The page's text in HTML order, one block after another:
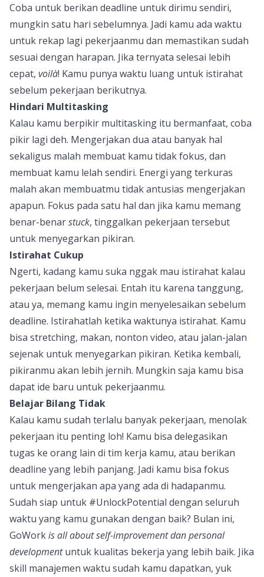
Coba untuk berikan deadline untuk dirimu sendiri,
mungkin satu hari sebelumnya. Jadi kamu ada waktu
untuk rekap lagi pekerjaanmu dan memastikan sudah
sesuai dengan harapan. Jika ternyata selesai lebih
cepat, voilà! Kamu punya waktu luang untuk istirahat
sebelum pekerjaan berikutnya.
Hindari Multitasking
Kalau kamu berpikir multitasking itu bermanfaat, coba
pikir lagi deh. Mengerjakan dua atau banyak hal
sekaligus malah membuat kamu tidak fokus, dan
membuat kamu lelah sendiri. Energi yang terkuras
malah akan membuatmu tidak antusias mengerjakan
apapun. Fokus pada satu hal dan jika kamu memang
benar-benarstuck, tinggalkan pekerjaan tersebut
untuk menyegarkan pikiran.
Istirahat Cukup
Ngerti, kadang kamu suka nggak mau istirahat kalau
pekerjaan belum selesai. Entah itu karena tanggung,
atau ya, memang kamu ingin menyelesaikan sebelum
deadline. Istirahatlah ketika waktunya istirahat. Kamu
bisa stretching, makan, nonton video, atau jalan-jalan
sejenak untuk menyegarkan pikiran. Ketika kembali,
pikiranmu akan lebih jernih. Mungkin saja kamu bisa
dapat ide baru untuk pekerjaanmu.
Belajar Bilang Tidak
Kalau kamu sudah terlalu banyak pekerjaan, menolak
pekerjaan itu penting loh! Kamu bisa delegasikan
tugas ke orang lain di tim kerja kamu, atau berikan
deadline yang lebih panjang. Jadi kamu bisa fokus
untuk mengerjakan apa yang ada di hadapanmu.
Sudah siap untuk #UnlockPotential dengan seluruh
waktu yang kamu gunakan dengan baik? Bulan ini,
GoWorkis all about self-improvement dan personal
developmentuntuk kualitas bekerja yang lebih baik. Jika
skill manajemen waktu sudah kamu dapatkan, yuk